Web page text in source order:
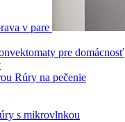
v pare
pre domácnosť
Rúry na pečenie
s mikrovlnkou